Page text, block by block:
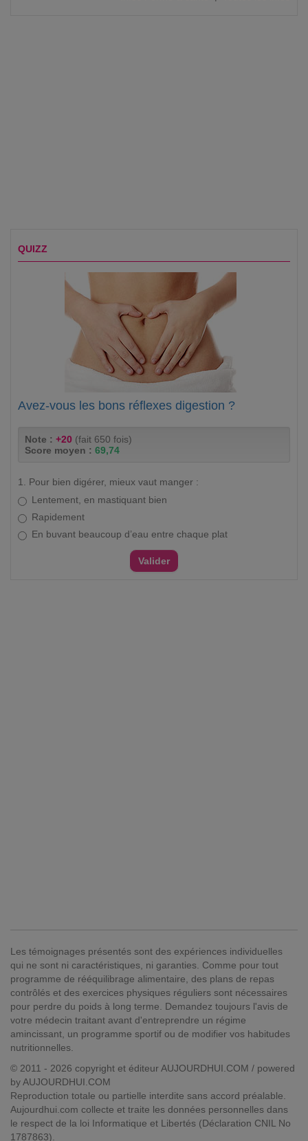
QUIZZ
Avez-vous les bons réflexes digestion ?
Note : +20 (fait 650 fois)
Score moyen : 69,74
1. Pour bien digérer, mieux vaut manger :
Lentement, en mastiquant bien
Rapidement
En buvant beaucoup d’eau entre chaque plat
Les témoignages présentés sont des expériences individuelles
qui ne sont ni caractéristiques, ni garanties. Comme pour tout
programme de rééquilibrage alimentaire, des plans de repas
contrôlés et des exercices physiques réguliers sont nécessaires
pour perdre du poids à long terme. Demandez toujours l'avis de
votre médecin traitant avant d'entreprendre un régime
amincissant, un programme sportif ou de modifier vos habitudes
nutritionnelles.
© 2011 - 2026 copyright et éditeur AUJOURDHUI.COM / powered
by AUJOURDHUI.COM
Reproduction totale ou partielle interdite sans accord préalable.
Aujourdhui.com collecte et traite les données personnelles dans
le respect de la loi Informatique et Libertés (Déclaration CNIL No
1787863).